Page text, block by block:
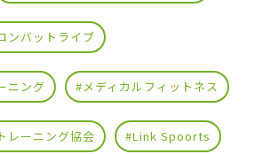
ンバットライブ
ニング #メディカルフィットネス
レーニング協会 #Link Spoorts